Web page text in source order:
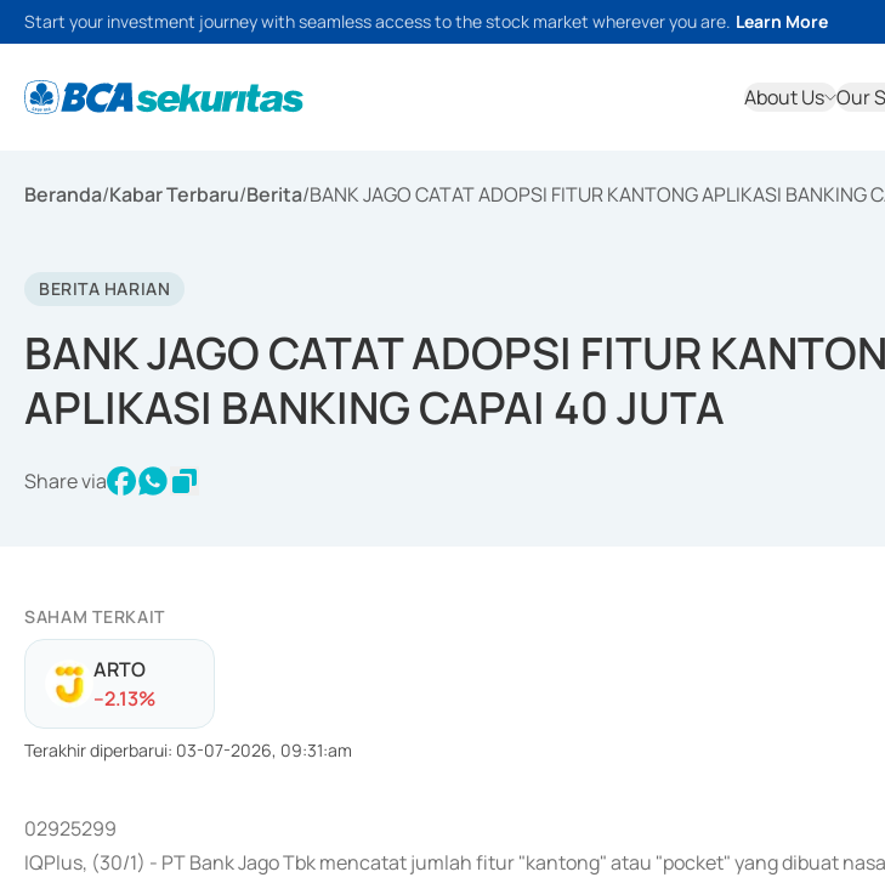
Start your investment journey with seamless access to the stock market wherever you are. Learn More
About Us Our
Beranda/Kabar Terbaru/Berita/BANK JAGO CATAT ADOPSI FITUR KANTONG APLIKASI BANKING
BERITA HARIAN
BANK JAGO CATAT ADOPSI FITUR
APLIKASI BANKING CAPAI 40 JUTA
Share via
SAHAM TERKAIT
ARTO
--2.13%
Terakhir diperbarui: 03-07-2026, 09:31:am
02925299
IQPlus, (30/1) - PT Bank Jago Tbk mencatat jumlah fitur "kantong" atau "pocket" yang dibuat